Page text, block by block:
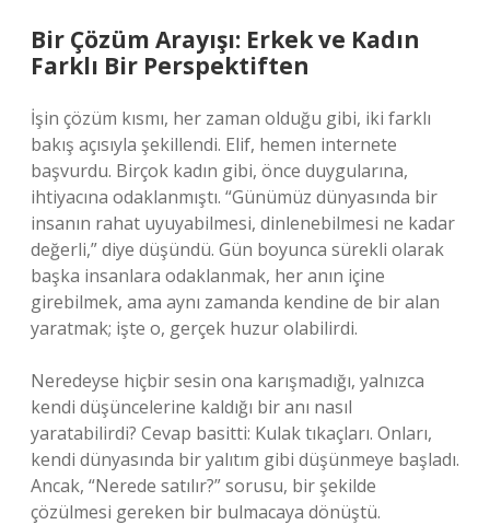
Bir Çözüm Arayışı: Erkek ve Kadın
Farklı Bir Perspektiften
İşin çözüm kısmı, her zaman olduğu gibi, iki farklı
bakış açısıyla şekillendi. Elif, hemen internete
başvurdu. Birçok kadın gibi, önce duygularına,
ihtiyacına odaklanmıştı. “Günümüz dünyasında bir
insanın rahat uyuyabilmesi, dinlenebilmesi ne kadar
değerli,” diye düşündü. Gün boyunca sürekli olarak
başka insanlara odaklanmak, her anın içine
girebilmek, ama aynı zamanda kendine de bir alan
yaratmak; işte o, gerçek huzur olabilirdi.
Neredeyse hiçbir sesin ona karışmadığı, yalnızca
kendi düşüncelerine kaldığı bir anı nasıl
yaratabilirdi? Cevap basitti: Kulak tıkaçları. Onları,
kendi dünyasında bir yalıtım gibi düşünmeye başladı.
Ancak, “Nerede satılır?” sorusu, bir şekilde
çözülmesi gereken bir bulmacaya dönüştü.